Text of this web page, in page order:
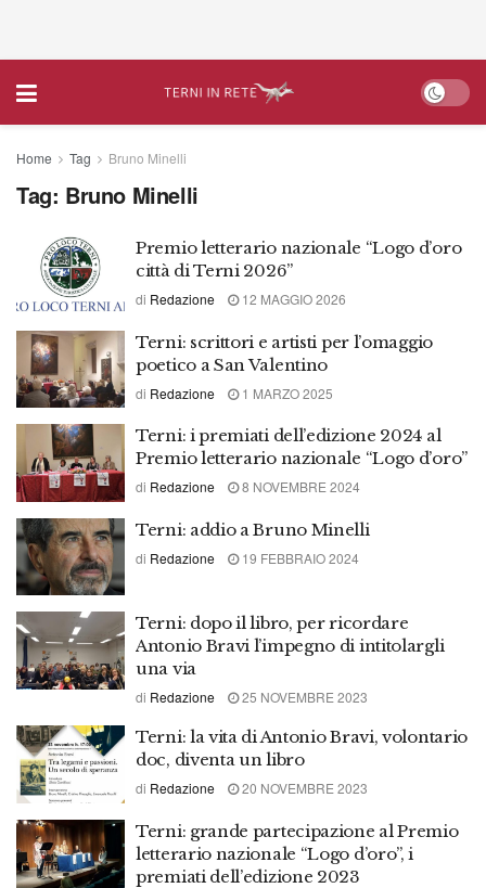
Home Tag Bruno Minelli
Tag: Bruno Minelli
Premio letterario nazionale “Logo d’oro
città di Terni 2026”
di Redazione 12 MAGGIO 2026
Terni: scrittori e artisti per l’omaggio
poetico a San Valentino
di Redazione 1 MARZO 2025
Terni: i premiati dell’edizione 2024 al
Premio letterario nazionale “Logo d’oro”
di Redazione 8 NOVEMBRE 2024
Terni: addio a Bruno Minelli
di Redazione 19 FEBBRAIO 2024
Terni: dopo il libro, per ricordare
Antonio Bravi l’impegno di intitolargli
una via
di Redazione 25 NOVEMBRE 2023
Terni: la vita di Antonio Bravi, volontario
doc, diventa un libro
di Redazione 20 NOVEMBRE 2023
Terni: grande partecipazione al Premio
letterario nazionale “Logo d’oro”, i
premiati dell’edizione 2023